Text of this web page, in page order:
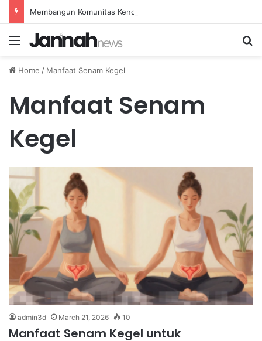
Menu
Home / Manfaat Senam Kegel
Manfaat Senam
Kegel
admin3d March 21, 2026 10
Manfaat Senam Kegel untuk